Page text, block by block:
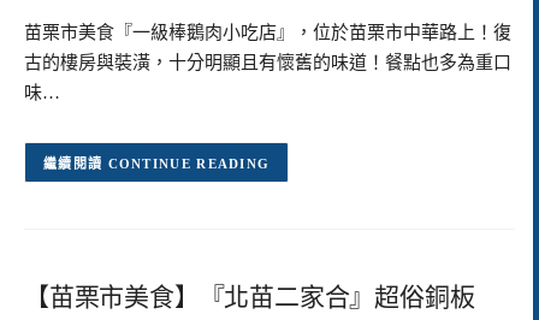
苗栗市美食『一級棒鵝肉小吃店』，位於苗栗市中華路上！復
古的樓房與裝潢，十分明顯且有懷舊的味道！餐點也多為重口
味…
CONTINUE READING
【苗栗市美食】『北苗二家合』超俗銅板